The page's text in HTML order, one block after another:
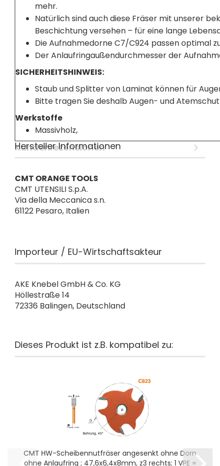
mehr.
Natürlich sind auch diese Fräser mit unserer
Beschichtung versehen – für eine lange
Die Aufnahmedorne C7/C924 passen optimal
Der Anlaufringaußendurchmesser der
SICHERHEITSHINWEIS:
Staub und Splitter von Laminat können für
Bitte tragen Sie deshalb Augen- und
Werkstoffe
Massivholz,
Kundenrezensionen
Hersteller Informationen
CMT ORANGE TOOLS
CMT UTENSILI S.p.A.
Via della Meccanica s.n.
61122 Pesaro, Italien
Importeur / EU-Wirtschaftsakteur
AKE Knebel GmbH & Co. KG
Höllestraße 14
72336 Balingen, Deutschland
Dieses Produkt ist z.B. kompatibel zu:
CMT HW-Scheibennutfräser angesenkt ohne Dorn
ohne Anlaufring ; 47,6x6,4x8mm, z3 rechts; 1 VPE =